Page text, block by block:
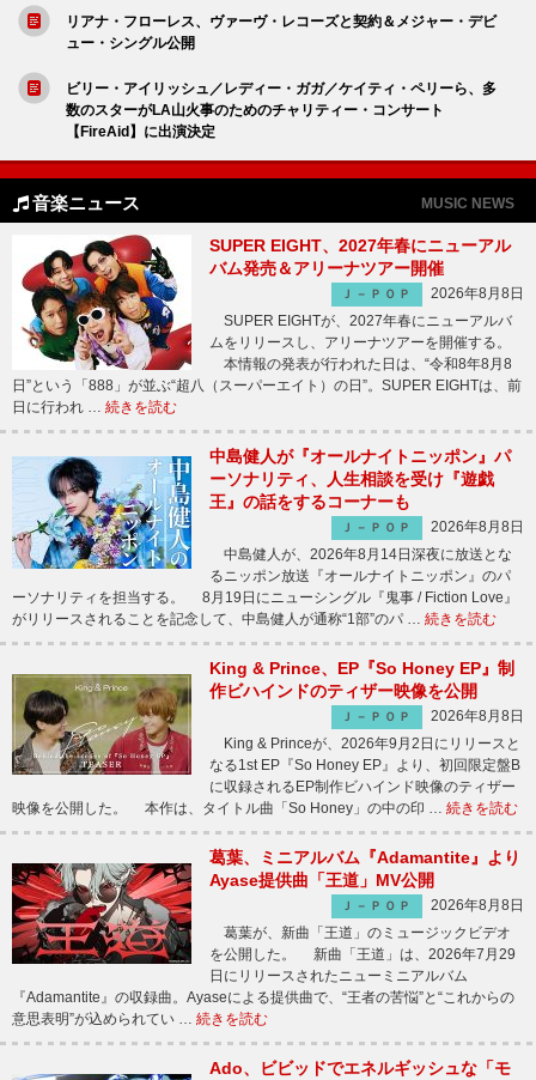
リアナ・フローレス、ヴァーヴ・レコーズと契約＆メジャー・デビ
ュー・シングル公開
ビリー・アイリッシュ／レディー・ガガ／ケイティ・ペリーら、多
数のスターがLA山火事のためのチャリティー・コンサート
【FireAid】に出演決定
音楽ニュース MUSIC NEWS
SUPER EIGHT、2027年春にニューアル
バム発売＆アリーナツアー開催
Ｊ－ＰＯＰ
2026年8月8日
SUPER EIGHTが、2027年春にニューアルバ
ムをリリースし、アリーナツアーを開催する。
本情報の発表が行われた日は、“令和8年8月8
日”という「888」が並ぶ“超八（スーパーエイト）の日”。SUPER EIGHTは、前
日に行われ … 続きを読む
中島健人が『オールナイトニッポン』パ
ーソナリティ、人生相談を受け『遊戯
王』の話をするコーナーも
Ｊ－ＰＯＰ
2026年8月8日
中島健人が、2026年8月14日深夜に放送とな
るニッポン放送『オールナイトニッポン』のパ
ーソナリティを担当する。 8月19日にニューシングル『鬼事 / Fiction Love』
がリリースされることを記念して、中島健人が通称“1部”のパ … 続きを読む
King & Prince、EP『So Honey EP』制
作ビハインドのティザー映像を公開
Ｊ－ＰＯＰ
2026年8月8日
King & Princeが、2026年9月2日にリリースと
なる1st EP『So Honey EP』より、初回限定盤B
に収録されるEP制作ビハインド映像のティザー
映像を公開した。 本作は、タイトル曲「So Honey」の中の印 … 続きを読む
葛葉、ミニアルバム『Adamantite』より
Ayase提供曲「王道」MV公開
Ｊ－ＰＯＰ
2026年8月8日
葛葉が、新曲「王道」のミュージックビデオ
を公開した。 新曲「王道」は、2026年7月29
日にリリースされたニューミニアルバム
『Adamantite』の収録曲。Ayaseによる提供曲で、“王者の苦悩”と“これからの
意思表明”が込められてい … 続きを読む
Ado、ビビッドでエネルギッシュな「モ